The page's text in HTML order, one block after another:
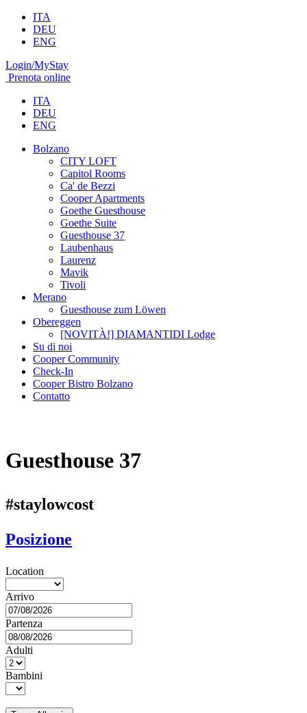
ITA
DEU
ENG
Login/MyStay
Prenota online
ITA
DEU
ENG
Bolzano
CITY LOFT
Capitol Rooms
Ca' de Bezzi
Cooper Apartments
Goethe Guesthouse
Goethe Suite
Guesthouse 37
Laubenhaus
Laurenz
Mavik
Tivoli
Merano
Guesthouse zum Löwen
Obereggen
[NOVITÀ!] DIAMANTIDI Lodge
Su di noi
Cooper Community
Check-In
Cooper Bistro Bolzano
Contatto
Guesthouse 37
#staylowcost
Posizione
Location
Arrivo
Partenza
Adulti
Bambini